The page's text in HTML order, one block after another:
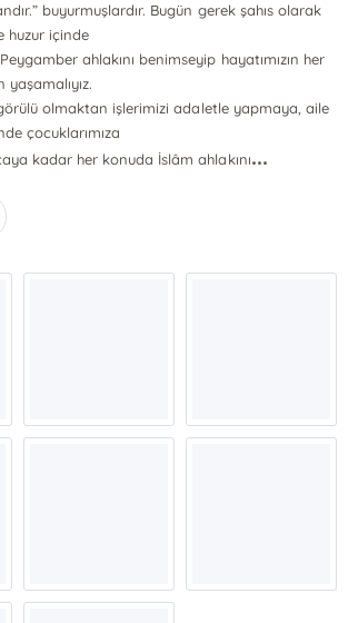
buyurmuşlardır. Bugün gerek şahıs olarak
huzur içinde
ahlakını benimseyip hayatımızın her
olmaktan işlerimizi adaletle yapmaya, aile
çocuklarımıza
kadar her konuda İslâm ahlakını...